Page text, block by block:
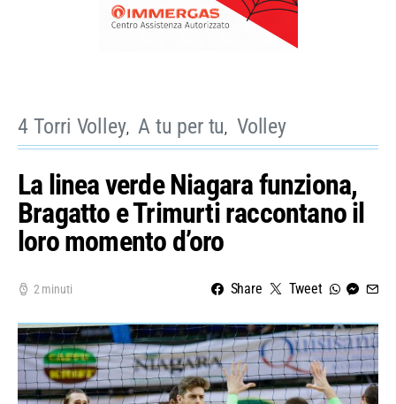
4 Torri Volley A tu per tu Volley
La linea verde Niagara funziona,
Bragatto e Trimurti raccontano il
loro momento d’oro
2 minuti Share Tweet